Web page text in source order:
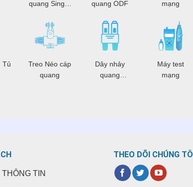
Tủ
quang Single
Treo Néo cáp
quang
quang ODF
Dây nhảy
quang
mạng
Máy test
mạng
TIN
THEO DÕI CHÚNG TÔI